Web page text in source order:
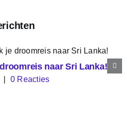
naar Sri Lanka!
0 Reacties